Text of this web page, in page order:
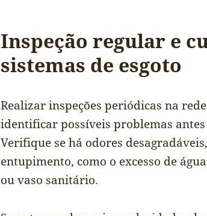
Inspeção regular e
sistemas de esgoto
Realizar inspeções periódicas na
identificar possíveis problemas
Verifique se há odores
entupimento, como o excesso de
ou vaso sanitário.